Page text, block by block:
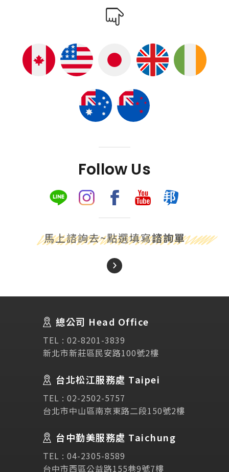
諮詢表單
About Us 關於我們
講座活動
Testimonial 學生推薦
Links 相關連結
Follow Us
馬上諮詢去~點選填寫諮詢單
總公司 Head Office
TEL : 02-8201-3839
新北市新莊區民安路100號2樓
台北松江服務處 Taipei
TEL : 02-2502-5757
台北市中山區南京東路二段150號2樓
台中勤美服務處 Taichung
TEL : 04-2305-8589
台中市西區公益路155巷9號7樓